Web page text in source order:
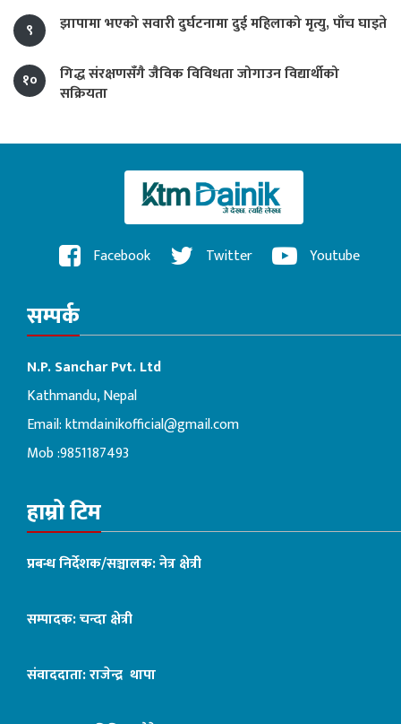
९
झापामा भएको सवारी दुर्घटनामा दुई महिलाको मृत्यु, पाँच घाइते
१०
गिद्ध संरक्षणसँगै जैविक विविधता जोगाउन विद्यार्थीको
सक्रियता
Facebook Twitter Youtube
सम्पर्क
N.P. Sanchar Pvt. Ltd
Kathmandu, Nepal
Email:ktmdainikofficial@gmail.com
Mob :9851187493
हाम्रो टिम
प्रबन्ध निर्देशक/सञ्चालक: नेत्र क्षेत्री
सम्पादक: चन्दा क्षेत्री
संवाददाता: राजेन्द्र थापा